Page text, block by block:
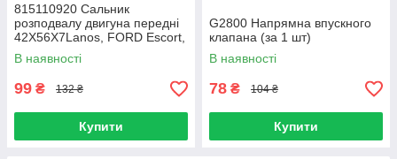
815110920 Сальник
розподвалу двигуна передні
42X56X7Lanos, FORD Escort,
Granada, Orion, Sierra, Transit
(Reinz)
В наявності
99 ₴ 132 ₴
Купити
G2800 Напрямна впускного
клапана (за 1 шт)
В наявності
78 ₴ 104 ₴
Купити